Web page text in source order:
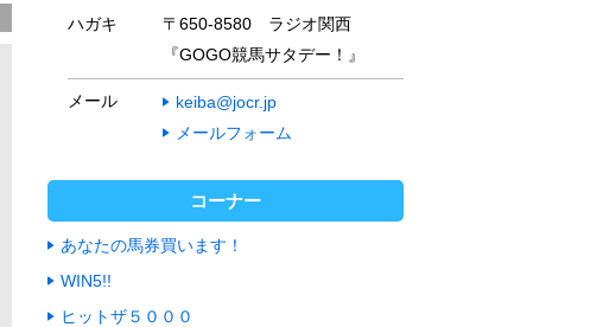
ハガキ
〒650-8580 ラジオ関西
『GOGO競馬サタデー！』
メール
keiba@jocr.jp
メールフォーム
コーナー
あなたの馬券買います！
WIN5!!
ヒットザ５０００